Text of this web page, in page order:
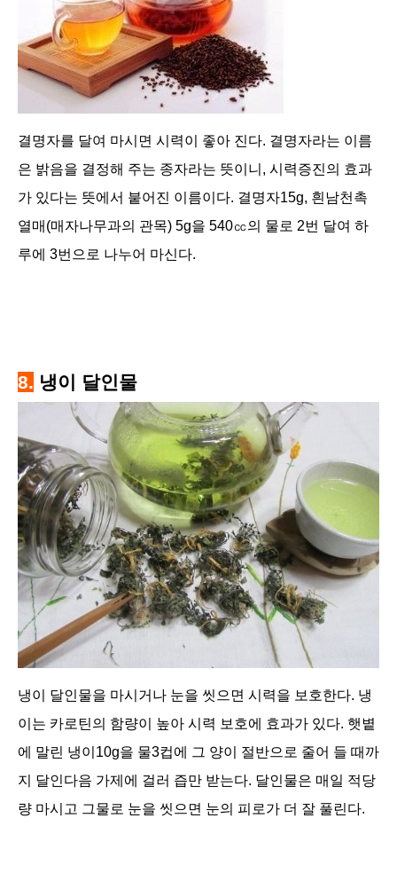
결명자를 달여 마시면 시력이 좋아 진다. 결명자라는 이름
은 밝음을 결정해 주는 종자라는 뜻이니, 시력증진의 효과
가 있다는 뜻에서 붙어진 이름이다. 결명자15g, 흰남천촉
열매(매자나무과의 관목) 5g을 540㏄의 물로 2번 달여 하
루에 3번으로 나누어 마신다.
8. 냉이 달인물
냉이 달인물을 마시거나 눈을 씻으면 시력을 보호한다. 냉
이는 카로틴의 함량이 높아 시력 보호에 효과가 있다. 햇볕
에 말린 냉이10g을 물3컵에 그 양이 절반으로 줄어 들 때까
지 달인다음 가제에 걸러 즙만 받는다. 달인물은 매일 적당
량 마시고 그물로 눈을 씻으면 눈의 피로가 더 잘 풀린다.